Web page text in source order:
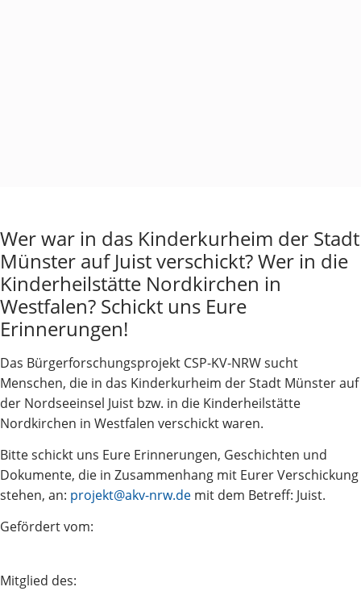
Wer war in das Kinderkurheim der Stadt
Münster auf Juist verschickt? Wer in die
Kinderheilstätte Nordkirchen in
Westfalen? Schickt uns Eure
Erinnerungen!
Das Bürgerforschungsprojekt CSP-KV-NRW sucht
Menschen, die in das Kinderkurheim der Stadt Münster auf
der Nordseeinsel Juist bzw. in die Kinderheilstätte
Nordkirchen in Westfalen verschickt waren.
Bitte schickt uns Eure Erinnerungen, Geschichten und
Dokumente, die in Zusammenhang mit Eurer Verschickung
stehen, an: projekt@akv-nrw.de mit dem Betreff: Juist.
Gefördert vom:
Mitglied des: